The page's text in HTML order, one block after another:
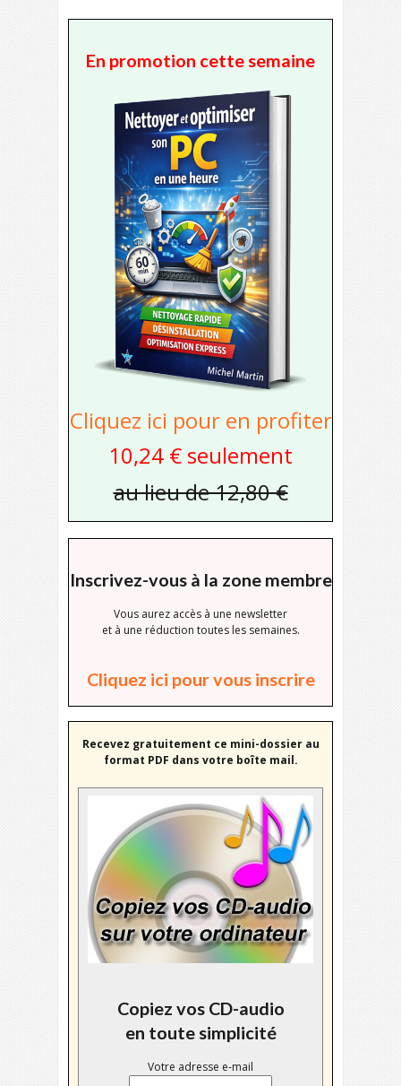
En promotion cette semaine
Cliquez ici pour en profiter
10,24 € seulement
au lieu de 12,80 €
Inscrivez-vous à la zone membre
Vous aurez accès à une newsletter
et à une réduction toutes les semaines.
Cliquez ici pour vous inscrire
Recevez gratuitement ce mini-dossier au
format PDF dans votre boîte mail.
Copiez vos CD-audio
en toute simplicité
Votre adresse e-mail